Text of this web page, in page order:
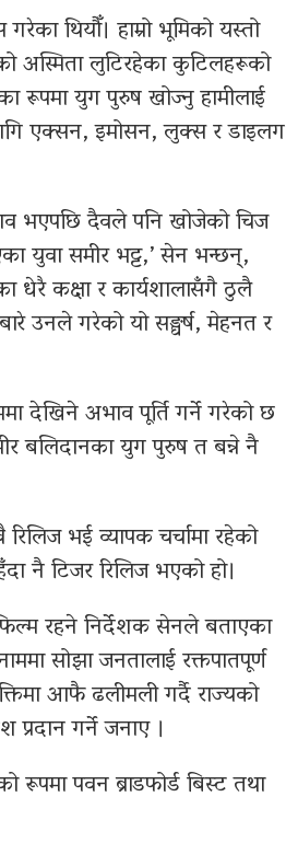
थियौँ। हाम्रो भूमिको यस्तो
अस्मिता लुटिरहेका कुटिलहरूको
रूपमा युग पुरुष खोज्नु हामीलाई
एक्सन, इमोसन, लुक्स र डाइलग
भएपछि दैवले पनि खोजेको चिज
युवा समीर भट्ट,’ सेन भन्छन्,
धेरै कक्षा र कार्यशालासँगै ठुलै
उनले गरेको यो सङ्घर्ष, मेहनत र
देखिने अभाव पूर्ति गर्ने गरेको छ
बलिदानका युग पुरुष त बन्ने नै
भई व्यापक चर्चामा रहेको
नै टिजर रिलिज भएको हो।
रहने निर्देशक सेनले बताएका
सोझा जनतालाई रक्तपातपूर्ण
आफै ढलीमली गर्दै राज्यको
गर्ने जनाए ।
रूपमा पवन ब्राडफोर्ड बिस्ट तथा